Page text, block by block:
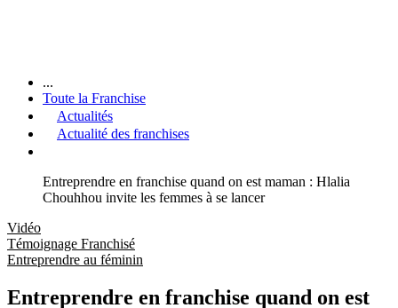
...
Toute la Franchise
Actualités
Actualité des franchises
Entreprendre en franchise quand on est maman : Hlalia
Chouhhou invite les femmes à se lancer
Vidéo
Témoignage Franchisé
Entreprendre au féminin
Entreprendre en franchise quand on est